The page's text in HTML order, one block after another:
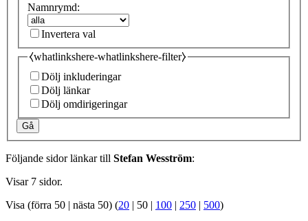
Namnrymd:
Invertera val
⧼whatlinkshere-whatlinkshere-filter⧽
Dölj inkluderingar
Dölj länkar
Dölj omdirigeringar
Gå
Följande sidor länkar till Stefan Wesström:
Visar 7 sidor.
Visa (förra 50 | nästa 50) (20 | 50 | 100 | 250 | 500)